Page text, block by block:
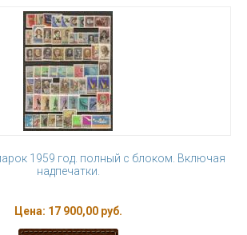
1959 год. полный с блоком. Включая
надпечатки.
Цена: 17 900,00 руб.